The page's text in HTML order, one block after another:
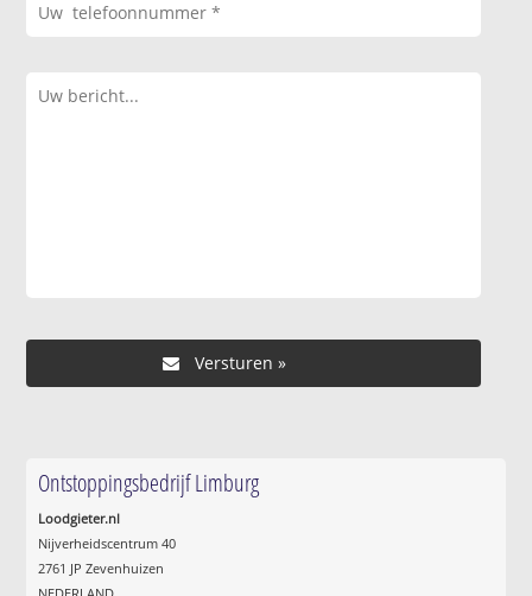
Ontstoppingsbedrijf Limburg
Loodgieter.nl
Nijverheidscentrum 40
2761 JP Zevenhuizen